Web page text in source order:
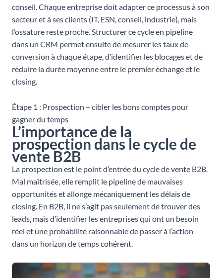
conseil. Chaque entreprise doit adapter ce processus à son
secteur et à ses clients (IT, ESN, conseil, industrie), mais
l’ossature reste proche. Structurer ce cycle en pipeline
dans un CRM permet ensuite de mesurer les taux de
conversion à chaque étape, d’identifier les blocages et de
réduire la durée moyenne entre le premier échange et le
closing.
Étape 1 : Prospection – cibler les bons comptes pour
gagner du temps
L’importance de la
prospection dans le cycle de
vente B2B
La prospection est le point d’entrée du cycle de vente B2B.
Mal maîtrisée, elle remplit le pipeline de mauvaises
opportunités et allonge mécaniquement les délais de
closing. En B2B, il ne s’agit pas seulement de trouver des
leads, mais d’identifier les entreprises qui ont un besoin
réel et une probabilité raisonnable de passer à l’action
dans un horizon de temps cohérent.